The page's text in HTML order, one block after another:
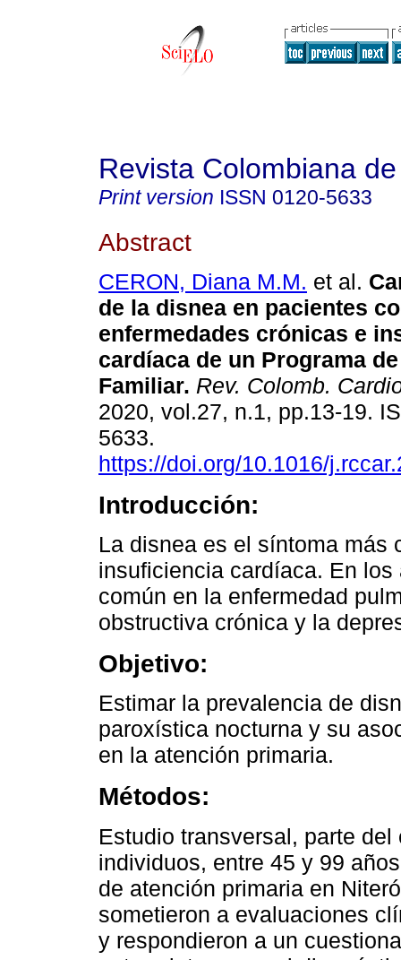
Revista Colombiana
Print version ISSN 0120-5633
Abstract
CERON, Diana M.M. et al.
de la disnea en pacientes
enfermedades crónicas e
cardíaca de un Programa
Familiar. Rev. Colomb.
2020, vol.27, n.1, pp.13-19.
5633.
https://doi.org/10.1016/
Introducción:
La disnea es el síntoma más
insuficiencia cardíaca. En los
común en la enfermedad
obstructiva crónica y la
Objetivo:
Estimar la prevalencia de
paroxística nocturna y su
en la atención primaria.
Métodos:
Estudio transversal, parte
individuos, entre 45 y 99
de atención primaria en
sometieron a evaluaciones
y respondieron a un